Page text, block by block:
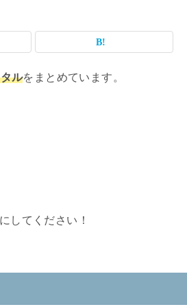
ルをまとめています。
してください！